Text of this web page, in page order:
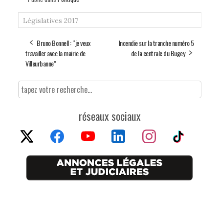
Législatives 2017
Bruno Bonnell : “je veux
travailler avec la mairie de
Villeurbanne”
Incendie sur la tranche numéro 5
de la centrale du Bugey
réseaux sociaux